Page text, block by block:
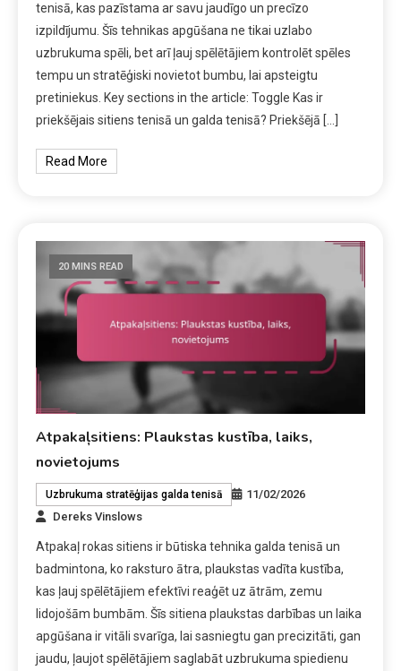
tenisā, kas pazīstama ar savu jaudīgo un precīzo
izpildījumu. Šīs tehnikas apgūšana ne tikai uzlabo
uzbrukuma spēli, bet arī ļauj spēlētājiem kontrolēt spēles
tempu un stratēģiski novietot bumbu, lai apsteigtu
pretiniekus. Key sections in the article: Toggle Kas ir
priekšējais sitiens tenisā un galda tenisā? Priekšējā […]
Read More
20 MINS READ
Atpakaļsitiens: Plaukstas kustība, laiks,
novietojums
Uzbrukuma stratēģijas galda tenisā
11/02/2026
Dereks Vinslows
Atpakaļ rokas sitiens ir būtiska tehnika galda tenisā un
badmintona, ko raksturo ātra, plaukstas vadīta kustība,
kas ļauj spēlētājiem efektīvi reaģēt uz ātrām, zemu
lidojošām bumbām. Šīs sitiena plaukstas darbības un laika
apgūšana ir vitāli svarīga, lai sasniegtu gan precizitāti, gan
jaudu, ļaujot spēlētājiem saglabāt uzbrukuma spiedienu